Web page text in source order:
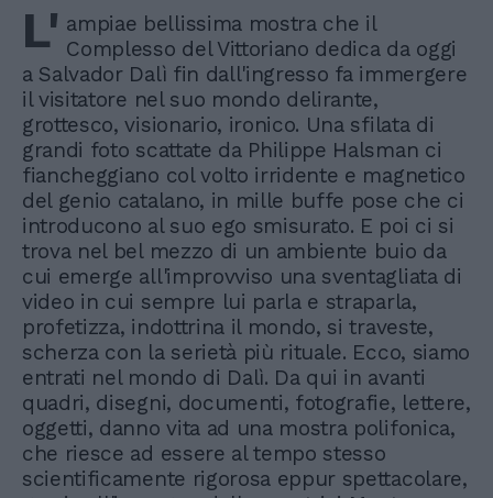
L' ampiae bellissima mostra che il
Complesso del Vittoriano dedica da oggi
a Salvador Dalì fin dall'ingresso fa immergere
il visitatore nel suo mondo delirante,
grottesco, visionario, ironico. Una sfilata di
grandi foto scattate da Philippe Halsman ci
fiancheggiano col volto irridente e magnetico
del genio catalano, in mille buffe pose che ci
introducono al suo ego smisurato. E poi ci si
trova nel bel mezzo di un ambiente buio da
cui emerge all'improvviso una sventagliata di
video in cui sempre lui parla e straparla,
profetizza, indottrina il mondo, si traveste,
scherza con la serietà più rituale. Ecco, siamo
entrati nel mondo di Dalì. Da qui in avanti
quadri, disegni, documenti, fotografie, lettere,
oggetti, danno vita ad una mostra polifonica,
che riesce ad essere al tempo stesso
scientificamente rigorosa eppur spettacolare,